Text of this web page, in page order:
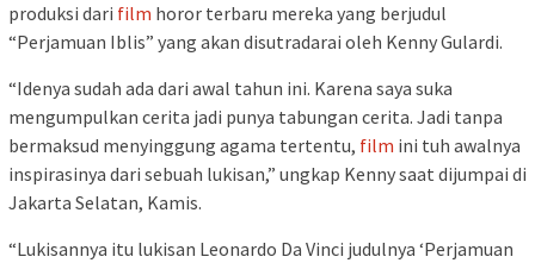
produksi dari film horor terbaru mereka yang berjudul
“Perjamuan Iblis” yang akan disutradarai oleh Kenny Gulardi.
“Idenya sudah ada dari awal tahun ini. Karena saya suka
mengumpulkan cerita jadi punya tabungan cerita. Jadi tanpa
bermaksud menyinggung agama tertentu, film ini tuh awalnya
inspirasinya dari sebuah lukisan,” ungkap Kenny saat dijumpai di
Jakarta Selatan, Kamis.
“Lukisannya itu lukisan Leonardo Da Vinci judulnya ‘Perjamuan